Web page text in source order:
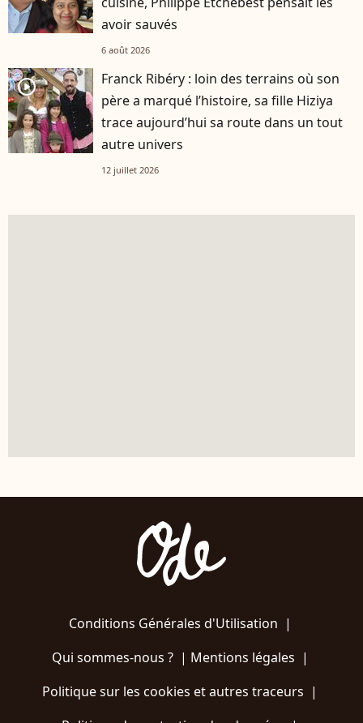
avoir sauvés
6 août 2026
player2
Franck Ribéry : loin des terrains où son
père a marqué l’histoire, sa fille Hiziya
trace aujourd’hui sa route dans un tout
autre univers
12 juillet 2026
Conditions Générales d'Utilisation |
Qui sommes-nous ?| Mentions légales |
Politique sur les cookies et autres traceurs |